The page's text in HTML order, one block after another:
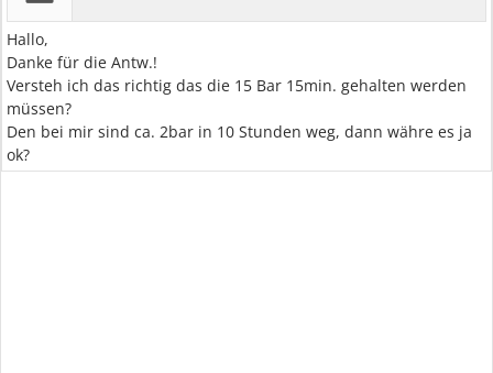
Hallo,
Danke für die Antw.!
Versteh ich das richtig das die 15 Bar 15min. gehalten werden
müssen?
Den bei mir sind ca. 2bar in 10 Stunden weg, dann währe es ja
ok?